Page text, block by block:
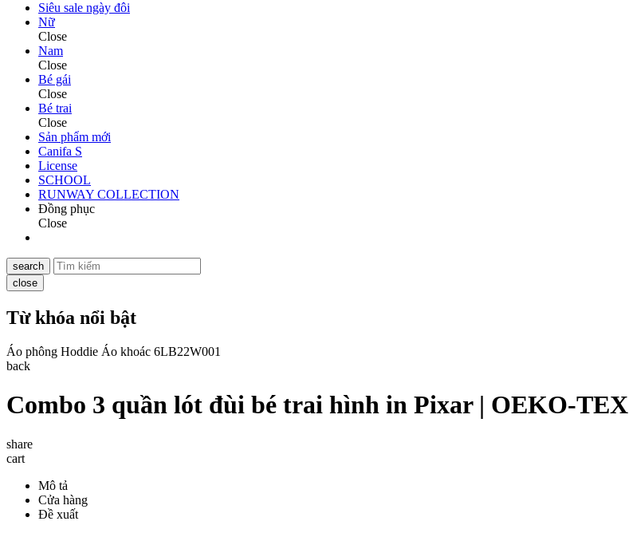
Siêu sale ngày đôi
Nữ
Close
Nam
Close
Bé gái
Close
Bé trai
Close
Sản phẩm mới
Canifa S
License
SCHOOL
RUNWAY COLLECTION
Đồng phục
Close
search
close
Từ khóa nổi bật
Áo phông Hoddie Áo khoác 6LB22W001
back
Combo 3 quần lót đùi bé trai hình in Pixar | OEKO-TEX
share
cart
Mô tả
Cửa hàng
Đề xuất